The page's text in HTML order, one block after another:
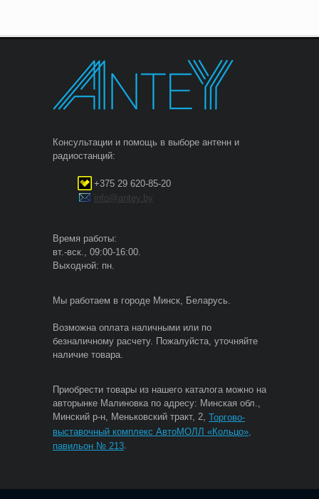
Консультации и помощь в выборе антенн и
радиостанций:
+375 29 620-85-20
info@antey.by
Время работы:
вт.-вск., 09:00-16:00.
Выходной: пн.
Мы работаем в городе Минск, Беларусь.
Возможна оплата наличными или по
безналичному расчету. Пожалуйста, уточняйте
наличие товара.
Приобрести товары из нашего каталога можно на
авторынке Малиновка по адресу: Минская обл.,
Минский р-н, Меньковский тракт, 2, Торгово-
выставочный комплекс АвтоМОЛЛ «Кольцо»,
павильон № 213